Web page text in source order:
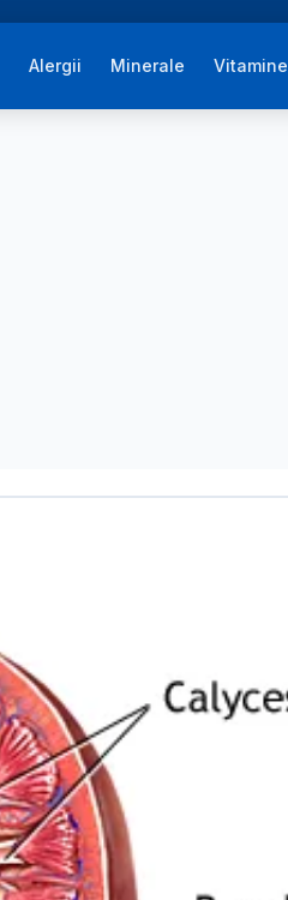
Alergii Minerale Vitamine